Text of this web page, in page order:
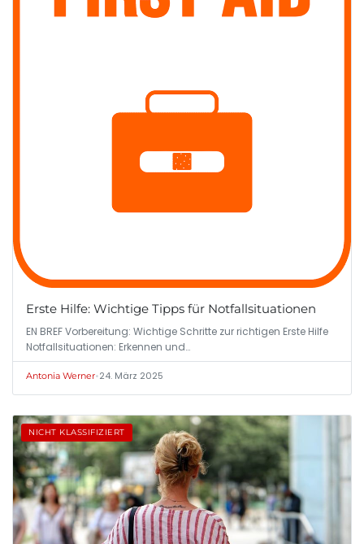
Erste Hilfe: Wichtige Tipps für Notfallsituationen
EN BREF Vorbereitung: Wichtige Schritte zur richtigen Erste Hilfe
Notfallsituationen: Erkennen und…
Antonia Werner•24. März 2025
NICHT KLASSIFIZIERT